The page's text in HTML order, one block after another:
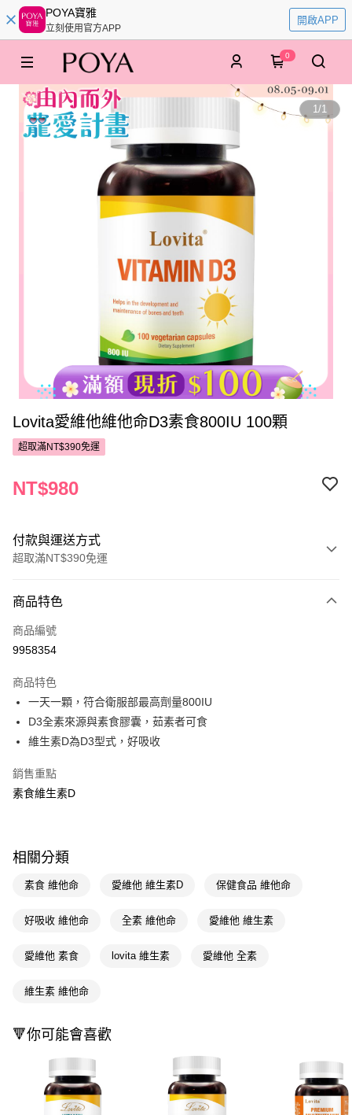
POYA寶雅
立刻使用官方APP
開啟APP
0
1/1
Lovita愛維他維他命D3素食800IU 100顆
超取滿NT$390免運
NT$980
付款與運送方式
超取滿NT$390免運
POYA支付
信用卡一次付款
LINE Pay
Apple Pay
悠遊付
相關說明
【關於「AFTEE先享後付」】
１．簡單：不需註冊會員、不需綁卡、不需儲值。
３．安心：先確認商品／服務後，再付款。
１．於結帳方式選擇「AFTEE先享後付」後，將跳轉至「AFTEE先享後付」
３．收到繳費通知簡訊後14天內，點擊此簡訊中的連結，可透過四大超商／
※ 請注意：結帳手續完成當下不需立刻繳費，但若您需要取消訂單，請聯絡
購買商品的店家。未經商家同意取消之訂單仍視為有效，需透過AFTEE先享
後付繳納相關費用。
※ 交易是否成功請以「AFTEE先享後付 」之結帳頁面顯示為準，若有關於
即享券
全家取貨付款
每筆NT$65，滿NT$390(含以上)免運費
萊爾富取貨付款
每筆NT$65，滿NT$490(含以上)免運費
付款後萊爾富取貨
商品特色
商品編號
9958354
商品特色
一天一顆，符合衛服部最高劑量800IU
D3全素來源與素食膠囊，茹素者可食
維生素D為D3型式，好吸收
銷售重點
素食維生素D
相關分類
素食 維他命 愛維他 維生素D 保健食品 維他命
好吸收 維他命 全素 維他命 愛維他 維生素
愛維他 素食 lovita 維生素 愛維他 全素
維生素 維他命
🔻你可能會喜歡